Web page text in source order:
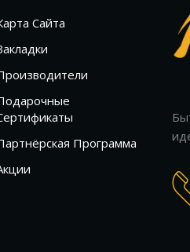
Сайта
Программа